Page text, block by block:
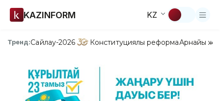
KAZINFORM KZ
Тренд:Сайлау-2026 Конституциялық реформаАрнайы